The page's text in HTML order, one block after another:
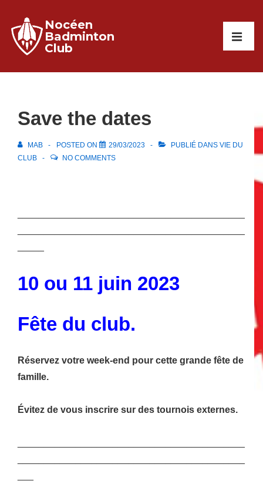
passer
contenu
principal
Nocéen
Badminton
Club
Save the dates
MAB POSTED ON 29/03/2023 PUBLIÉ DANS VIE DU
CLUB
NO COMMENTS
10 ou 11 juin 2023
Fête du club.
Réservez votre week-end pour cette grande fête de
famille.
Évitez de vous inscrire sur des tournois externes.